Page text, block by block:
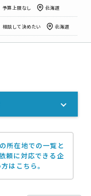
予算上限なし 北海道
予算上限なし 北海道
相談して決めたい 北海道
所在地での一覧と
頼に対応できる企
はこちら。